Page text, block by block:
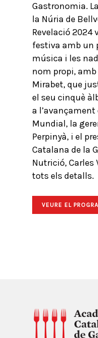
Gastronomia.
la Núria de
Revelació 2024
festiva amb un
música i les
nom propi,
Mirabet, que
el seu cinquè
a l’avançament
Mundial, la
Perpinyà, i el
Catalana de la
Nutrició, Carles
tots els detalls.
VEURE EL